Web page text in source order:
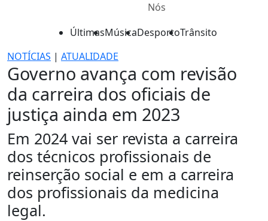
Nós
ÚltimasMúsicaDesportoTrânsito
NOTÍCIAS | ATUALIDADE
Governo avança com revisão
da carreira dos oficiais de
justiça ainda em 2023
Em 2024 vai ser revista a carreira
dos técnicos profissionais de
reinserção social e em a carreira
dos profissionais da medicina
legal.